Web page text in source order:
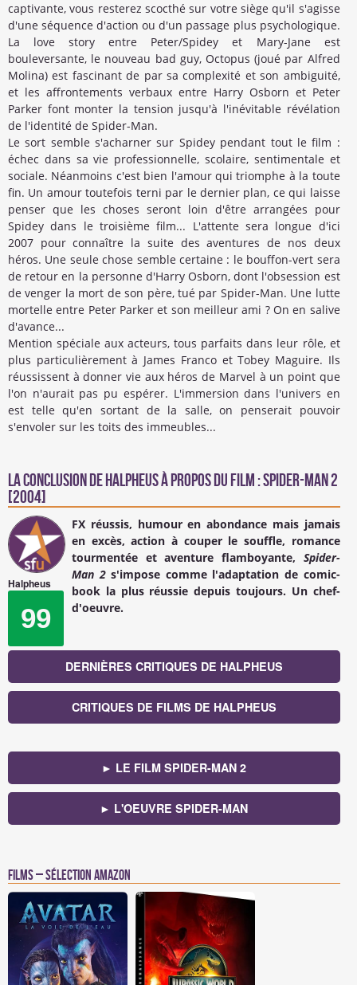
captivante, vous resterez scocthé sur votre siège qu'il s'agisse
d'une séquence d'action ou d'un passage plus psychologique.
La love story entre Peter/Spidey et Mary-Jane est
bouleversante, le nouveau bad guy, Octopus (joué par Alfred
Molina) est fascinant de par sa complexité et son ambiguité,
et les affrontements verbaux entre Harry Osborn et Peter
Parker font monter la tension jusqu'à l'inévitable révélation
de l'identité de Spider-Man.
Le sort semble s'acharner sur Spidey pendant tout le film :
échec dans sa vie professionnelle, scolaire, sentimentale et
sociale. Néanmoins c'est bien l'amour qui triomphe à la toute
fin. Un amour toutefois terni par le dernier plan, ce qui laisse
penser que les choses seront loin d'être arrangées pour
Spidey dans le troisième film... L'attente sera longue d'ici
2007 pour connaître la suite des aventures de nos deux
héros. Une seule chose semble certaine : le bouffon-vert sera
de retour en la personne d'Harry Osborn, dont l'obsession est
de venger la mort de son père, tué par Spider-Man. Une lutte
mortelle entre Peter Parker et son meilleur ami ? On en salive
d'avance...
Mention spéciale aux acteurs, tous parfaits dans leur rôle, et
plus particulièrement à James Franco et Tobey Maguire. Ils
réussissent à donner vie aux héros de Marvel à un point que
l'on n'aurait pas pu espérer. L'immersion dans l'univers en
est telle qu'en sortant de la salle, on penserait pouvoir
s'envoler sur les toits des immeubles...
La conclusion de Halpheusà propos du Film : Spider-Man 2
[2004]
Halpheus
99
FX réussis, humour en abondance mais jamais
en excès, action à couper le souffle, romance
tourmentée et aventure flamboyante, Spider-
Man 2s'impose comme l'adaptation de comic-
book la plus réussie depuis toujours. Un chef-
d'oeuvre.
DERNIÈRES CRITIQUES DE HALPHEUS
CRITIQUES DE FILMS DE HALPHEUS
► LE FILM SPIDER-MAN 2
► L'OEUVRE SPIDER-MAN
Films – Sélection Amazon